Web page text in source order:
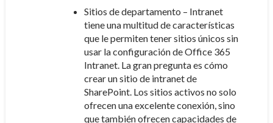
Sitios de departamento – Intranet
tiene una multitud de características
que le permiten tener sitios únicos sin
usar la configuración de Office 365
Intranet. La gran pregunta es cómo
crear un sitio de intranet de
SharePoint. Los sitios activos no solo
ofrecen una excelente conexión, sino
que también ofrecen capacidades de